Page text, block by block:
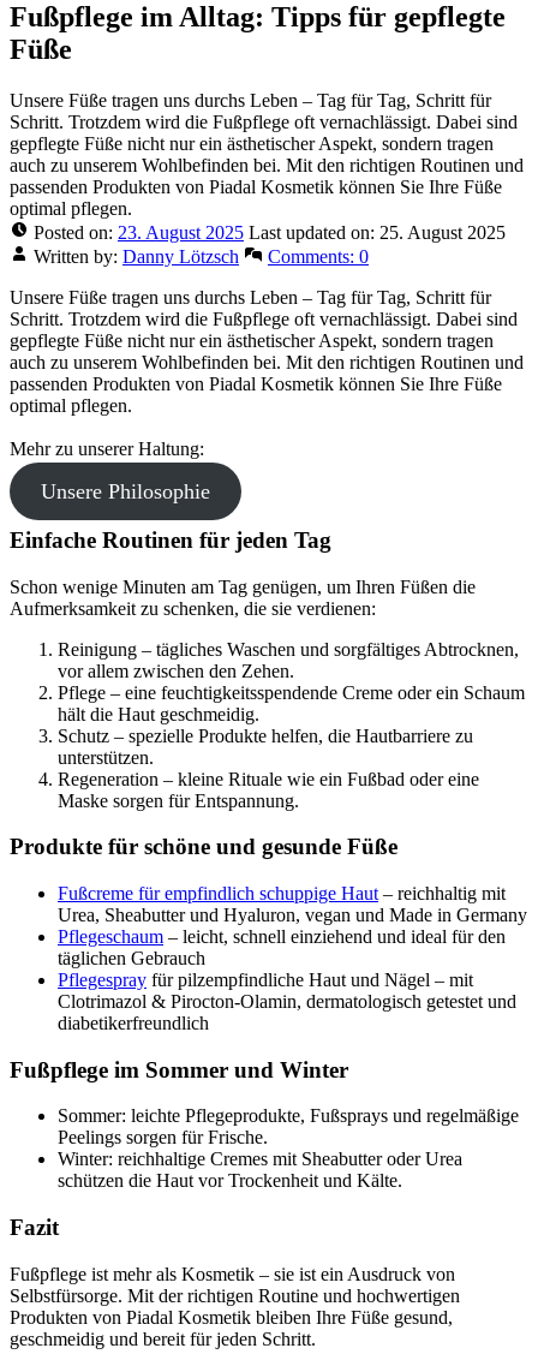
Fußpflege im Alltag: Tipps für gepflegte
Füße
Unsere Füße tragen uns durchs Leben – Tag für Tag, Schritt für
Schritt. Trotzdem wird die Fußpflege oft vernachlässigt. Dabei sind
gepflegte Füße nicht nur ein ästhetischer Aspekt, sondern tragen
auch zu unserem Wohlbefinden bei. Mit den richtigen Routinen und
passenden Produkten von Piadal Kosmetik können Sie Ihre Füße
optimal pflegen.
Posted on: 23. August 2025 Last updated on: 25. August 2025
Written by: Danny Lötzsch Comments: 0
Unsere Füße tragen uns durchs Leben – Tag für Tag, Schritt für
Schritt. Trotzdem wird die Fußpflege oft vernachlässigt. Dabei sind
gepflegte Füße nicht nur ein ästhetischer Aspekt, sondern tragen
auch zu unserem Wohlbefinden bei. Mit den richtigen Routinen und
passenden Produkten von Piadal Kosmetik können Sie Ihre Füße
optimal pflegen.
Mehr zu unserer Haltung:
Unsere Philosophie
Einfache Routinen für jeden Tag
Schon wenige Minuten am Tag genügen, um Ihren Füßen die
Aufmerksamkeit zu schenken, die sie verdienen:
Reinigung – tägliches Waschen und sorgfältiges Abtrocknen,
vor allem zwischen den Zehen.
Pflege – eine feuchtigkeitsspendende Creme oder ein Schaum
hält die Haut geschmeidig.
Schutz – spezielle Produkte helfen, die Hautbarriere zu
unterstützen.
Regeneration – kleine Rituale wie ein Fußbad oder eine
Maske sorgen für Entspannung.
Produkte für schöne und gesunde Füße
Fußcreme für empfindlich schuppige Haut – reichhaltig mit
Urea, Sheabutter und Hyaluron, vegan und Made in Germany
Pflegeschaum – leicht, schnell einziehend und ideal für den
täglichen Gebrauch
Pflegespray für pilzempfindliche Haut und Nägel – mit
Clotrimazol & Pirocton-Olamin, dermatologisch getestet und
diabetikerfreundlich
Fußpflege im Sommer und Winter
Sommer: leichte Pflegeprodukte, Fußsprays und regelmäßige
Peelings sorgen für Frische.
Winter: reichhaltige Cremes mit Sheabutter oder Urea
schützen die Haut vor Trockenheit und Kälte.
Fazit
Fußpflege ist mehr als Kosmetik – sie ist ein Ausdruck von
Selbstfürsorge. Mit der richtigen Routine und hochwertigen
Produkten von Piadal Kosmetik bleiben Ihre Füße gesund,
geschmeidig und bereit für jeden Schritt.